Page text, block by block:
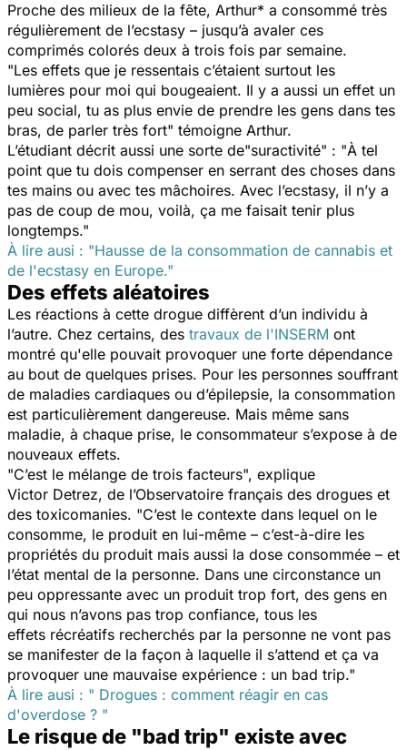
Proche des milieux de la fête, Arthur* a consommé très
régulièrement de l’ecstasy – jusqu’à avaler ces
comprimés colorés deux à trois fois par semaine.
"Les effets que je ressentais c’étaient surtout les
lumières pour moi qui bougeaient. Il y a aussi un effet un
peu social, tu as plus envie de prendre les gens dans tes
bras, de parler très fort" témoigne Arthur.
L’étudiant décrit aussi une sorte de"suractivité" : "À tel
point que tu dois compenser en serrant des choses dans
tes mains ou avec tes mâchoires. Avec l’ecstasy, il n’y a
pas de coup de mou, voilà, ça me faisait tenir plus
longtemps."
À lire ausi : "Hausse de la consommation de cannabis et
de l'ecstasy en Europe."
Des effets aléatoires
Les réactions à cette drogue diffèrent d’un individu à
l’autre. Chez certains, des travaux de l'INSERM ont
montré qu'elle pouvait provoquer une forte dépendance
au bout de quelques prises. Pour les personnes souffrant
de maladies cardiaques ou d’épilepsie, la consommation
est particulièrement dangereuse. Mais même sans
maladie, à chaque prise, le consommateur s’expose à de
nouveaux effets.
"C’est le mélange de trois facteurs", explique
Victor Detrez, de l’Observatoire français des drogues et
des toxicomanies. "C’est le contexte dans lequel on le
consomme, le produit en lui-même – c’est-à-dire les
propriétés du produit mais aussi la dose consommée – et
l’état mental de la personne. Dans une circonstance un
peu oppressante avec un produit trop fort, des gens en
qui nous n’avons pas trop confiance, tous les
effets récréatifs recherchés par la personne ne vont pas
se manifester de la façon à laquelle il s’attend et ça va
provoquer une mauvaise expérience : un bad trip."
À lire ausi : " Drogues : comment réagir en cas
d'overdose ? "
Le risque de "bad trip" existe avec